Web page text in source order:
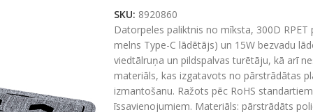
SKU: 8920860
Datorpeles paliktnis no mīksta, 300D
melns Type-C lādētājs) un 15W bezvadu
viedtālruņa un pildspalvas turētāju, kā arī
materiāls, kas izgatavots no pārstrādātas
izmantošanu. Ražots pēc RoHS
īssavienojumiem. Materiāls: pārstrādāts